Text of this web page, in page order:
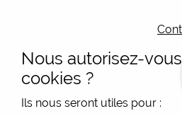
50€ | EXPEDITION LE JOUR
Nous autorisez-
cookies ?
Ils nous seront utiles pour :